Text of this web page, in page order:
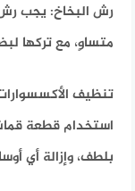
رش البخاخ: يجب
متساوٍ، مع تركها
تنظيف
استخدام قطعة
بلطف، وإزالة أي